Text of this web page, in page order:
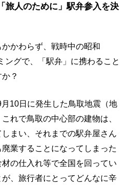
旅人のために」駅弁参入を決
かわらず、戦時中の昭和
ングで、「駅弁」に携わること
？
10日に発生した鳥取地震（地
れで鳥取の中心部の建物は、
まい、それまでの駅弁屋さん
廃業することになってしまった
の仕入れ等で全国を回ってい
、旅行者にとってどんなに辛